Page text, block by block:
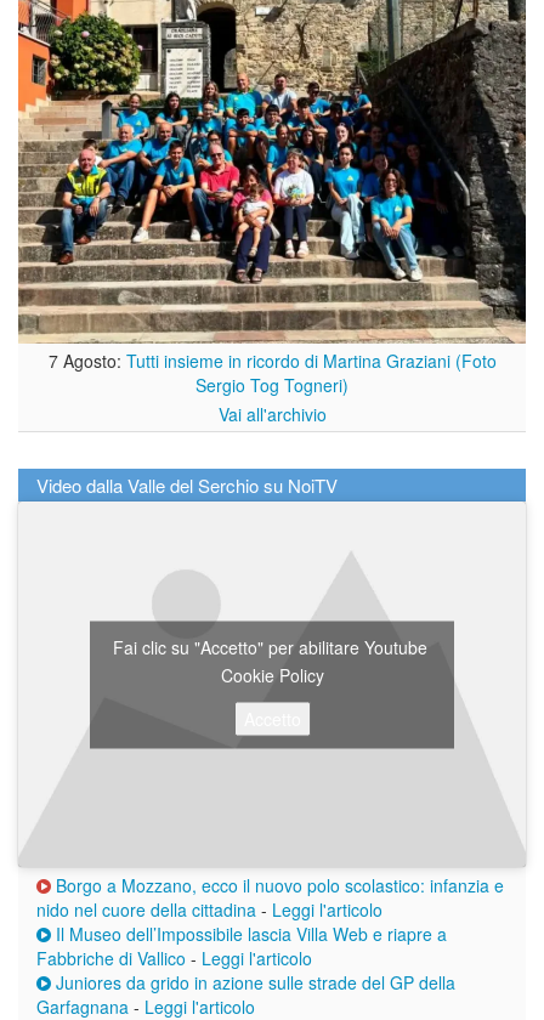
7 Agosto: Tutti insieme in ricordo di Martina Graziani (Foto
Sergio Tog Togneri)
Vai all'archivio
Video dalla Valle del Serchio su NoiTV
Fai clic su "Accetto" per abilitare Youtube
Cookie Policy
Borgo a Mozzano, ecco il nuovo polo scolastico: infanzia e
nido nel cuore della cittadina - Leggi l'articolo
Il Museo dell’Impossibile lascia Villa Web e riapre a
Fabbriche di Vallico - Leggi l'articolo
Juniores da grido in azione sulle strade del GP della
Garfagnana - Leggi l'articolo